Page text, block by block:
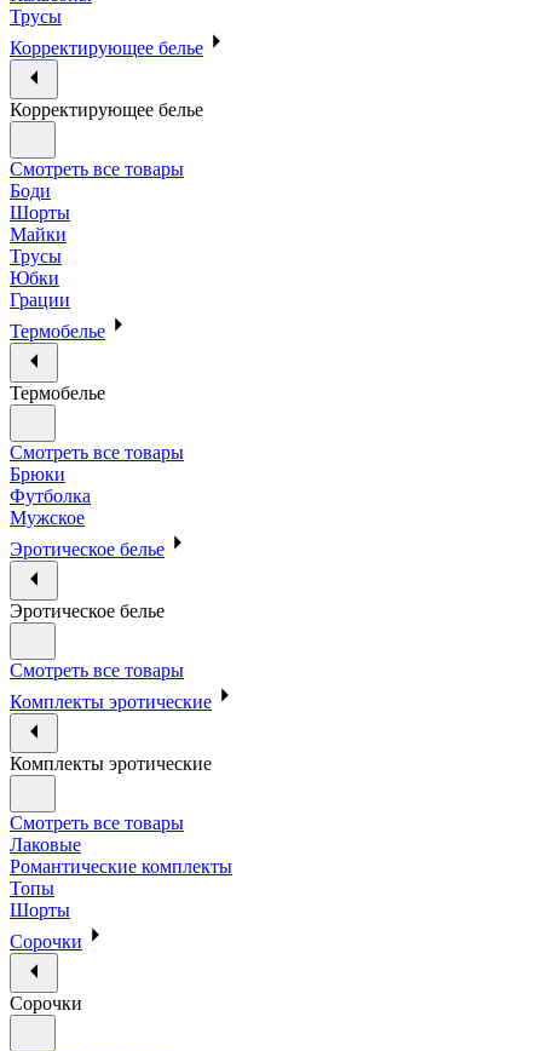
Трусы
Корректирующее белье
Корректирующее белье
Смотреть все товары
Боди
Шорты
Майки
Трусы
Юбки
Грации
Термобелье
Термобелье
Смотреть все товары
Брюки
Футболка
Мужское
Эротическое белье
Эротическое белье
Смотреть все товары
Комплекты эротические
Комплекты эротические
Смотреть все товары
Лаковые
Романтические комплекты
Топы
Шорты
Сорочки
Сорочки